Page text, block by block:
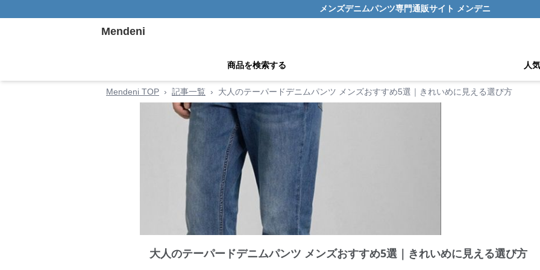
メンズデニムパンツ専門通販サイト メンデニ
Mendeni
商品を検索する 人
Mendeni TOP › 記事一覧 › 大人のテーパードデニムパンツ メンズおすすめ5選｜きれいめに見える選び方
大人のテーパードデニムパンツ メンズおすすめ5選｜きれいめに見える選び方